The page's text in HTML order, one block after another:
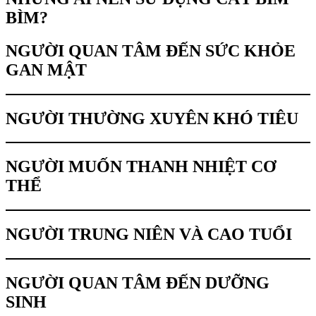
BÌM?
NGƯỜI QUAN TÂM ĐẾN SỨC KHỎE
GAN MẬT
NGƯỜI THƯỜNG XUYÊN KHÓ TIÊU
NGƯỜI MUỐN THANH NHIỆT CƠ
THỂ
NGƯỜI TRUNG NIÊN VÀ CAO TUỔI
NGƯỜI QUAN TÂM ĐẾN DƯỠNG
SINH